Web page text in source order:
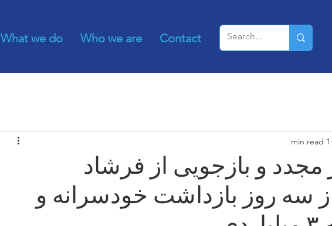
What we do Who we are Contact
و بازجویی از فرشاد
سه روز بازداشت خودسرانه و
1 min read